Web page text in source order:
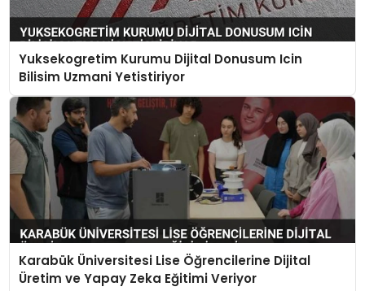
Yuksekogretim Kurumu Dijital Donusum Icin
Bilisim Uzmani Yetistiriyor
Karabük Üniversitesi Lise Öğrencilerine Dijital
Üretim ve Yapay Zeka Eğitimi Veriyor